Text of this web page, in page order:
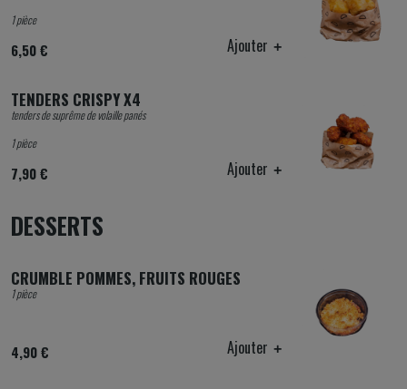
1 pièce
6,50 € Ajouter
TENDERS CRISPY X4
tenders de suprême de volaille panés
1 pièce
7,90 € Ajouter
DESSERTS
CRUMBLE POMMES, FRUITS ROUGES
1 pièce
4,90 € Ajouter